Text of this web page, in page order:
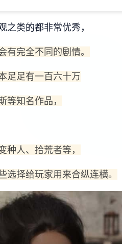
类的都非常优秀，
完全不同的剧情。
足足有一百六十万
等知名作品，
种人、拾荒者等，
择给玩家用来合纵连横。